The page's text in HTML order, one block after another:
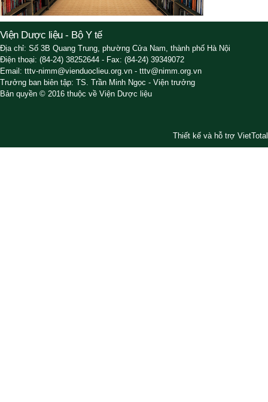
Viện Dược liệu - Bộ Y tế
Địa chỉ: Số 3B Quang Trung, phường Cửa Nam, thành phố Hà Nội
Điện thoại: (84-24) 38252644 - Fax: (84-24) 39349072
Email: tttv-nimm@vienduoclieu.org.vn - tttv@nimm.org.vn
Trưởng ban biên tập: TS. Trần Minh Ngọc - Viện trưởng
Bản quyền © 2016 thuộc về Viện Dược liệu
Thiết kế và hỗ trợ VietTotal